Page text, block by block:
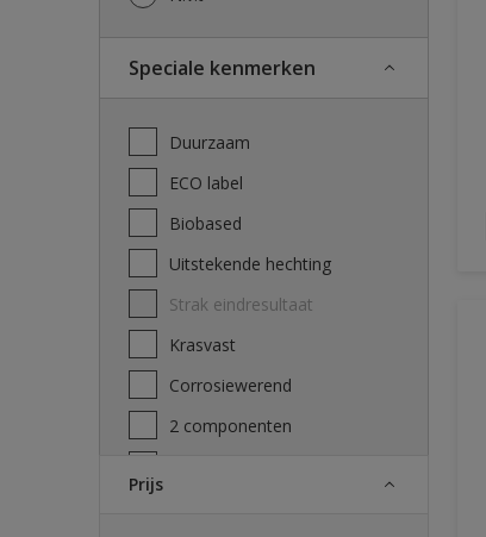
Speciale kenmerken
Duurzaam
ECO label
Biobased
Uitstekende hechting
Strak eindresultaat
Krasvast
Corrosiewerend
2 componenten
Prijs